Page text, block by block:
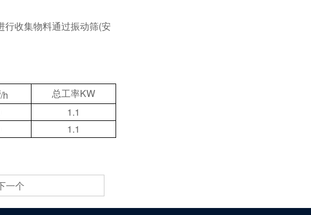
行收集物料通过振动筛(安
/h
总工率KW
1.1
1.1
一个